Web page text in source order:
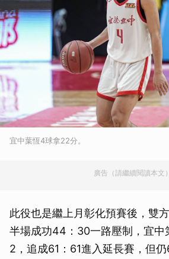
宜中葉恆4球拿22分。
廣告（請繼續閱讀本文）
此役也是繼上月彰化預賽後，雙
半場成功44：30一路壓制，宜中
2，追成61：61進入延長賽，但